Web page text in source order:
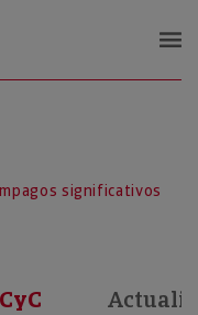
significativos